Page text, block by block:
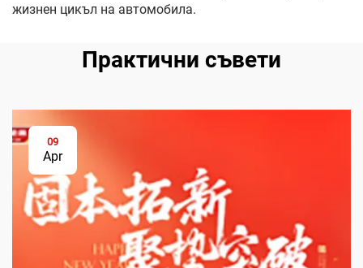
жизнен цикъл на автомобила.
Практични съвети
09
Apr